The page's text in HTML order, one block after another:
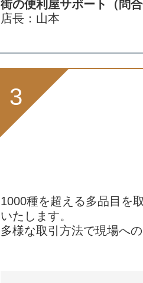
街の便利屋サポート
（問
店長：山本
3
1000種を超える多品目を
いたします。
多様な取引方法で現場へ